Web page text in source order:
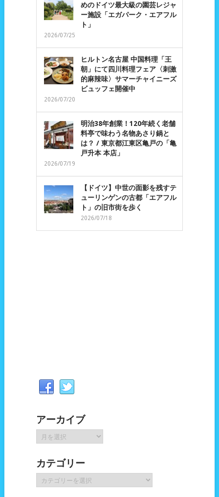
めのドイツ最大級の園芸レジャ
ー施設「エガパーク・エアフル
ト」
2026/07/25
ヒルトン名古屋 中国料理「王
朝」にて四川料理フェア〈刺激
的麻辣味〉サマーチャイニーズ
ビュッフェ開催中
2026/07/20
明治38年創業！120年続く老舗
料亭で味わう名物あさり鍋と
は？ / 東京都江東区亀戸の「亀
戸升本 本店」
2026/07/19
【ドイツ】中世の面影を残すテ
ューリンゲンの古都「エアフル
ト」の旧市街を歩く
2026/07/18
アーカイブ
ー
イ
ブ
カテゴリー
テ